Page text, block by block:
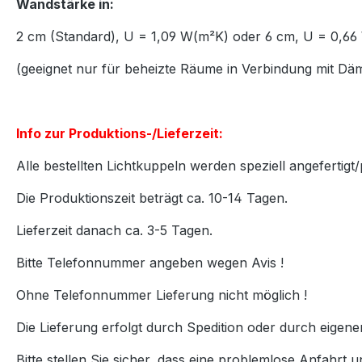
Wandstärke in:
2 cm (Standard), U = 1,09 W(m²K) oder 6 cm, U =
(geeignet nur für beheizte Räume in Verbindung mit
Info zur Produktions-/Lieferzeit:
Alle bestellten Lichtkuppeln werden speziell
Die Produktionszeit beträgt ca. 10-14 Tagen.
Lieferzeit danach ca. 3-5 Tagen.
Bitte Telefonnummer angeben wegen Avis !
Ohne Telefonnummer Lieferung nicht möglich !
Die Lieferung erfolgt durch Spedition oder durch